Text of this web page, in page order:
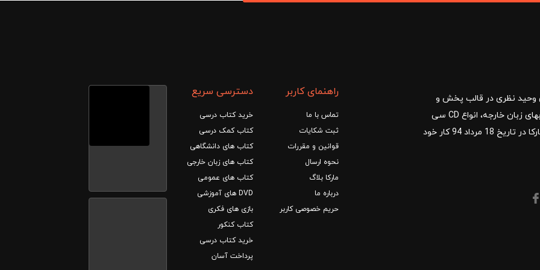
با مدیریت آقای وحید نظری در قالب پخش و
توزیع کتب درسی و کمک آموزشی، کتب دانشگاهی، کتابهای زبان خارجه، انواع CD سی
دی و DVD دی وی دی شروع کرد.فروشگاه آنلاین کتاب مارکا در تاریخ 18 مرداد 94 کار خود
راهنمای کاربر
تماس با ما
ثبت شکایات
قوانین و مقررات
نحوه ارسال
مارکا بلاگ
درباره ما
حریم خصوصی کاربر
دسترسی سریع
خرید کتاب درسی
کتاب کمک درسی
کتاب های دانشگاهی
کتاب های زبان خارجی
کتاب های عمومی
DVD های آموزشی
بازی های فکری
کتاب کنکور
خرید کتاب درسی
پرداخت آسان